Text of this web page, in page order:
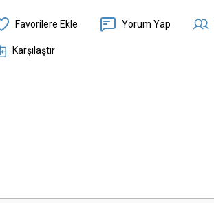
Yorum Yap
Karşılaştır